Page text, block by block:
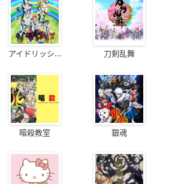
アイドリッシ... 刀剣乱舞
暗殺教室 銀魂